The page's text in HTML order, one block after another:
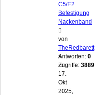
C5/E2
Befestigung
Nackenband
von
TheRedbarett
»
Fr
17.
Okt
2025,
Antworten: 0
Zugriffe: 3889